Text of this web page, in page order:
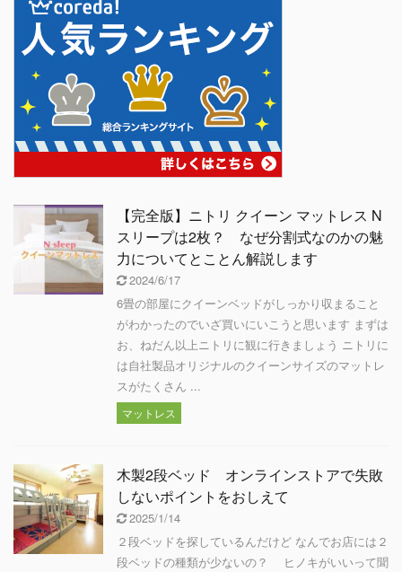
【完全版】ニトリ クイーン マットレス N
スリープは2枚？ なぜ分割式なのかの魅
力についてとことん解説します
2024/6/17
6畳の部屋にクイーンベッドがしっかり収まること
がわかったのでいざ買いにいこうと思います まずは
お、ねだん以上ニトリに観に行きましょう ニトリに
は自社製品オリジナルのクイーンサイズのマットレ
スがたくさん ...
マットレス
木製2段ベッド オンラインストアで失敗
しないポイントをおしえて
2025/1/14
２段ベッドを探しているんだけど なんでお店には２
段ベッドの種類が少ないの？ ヒノキがいいって聞